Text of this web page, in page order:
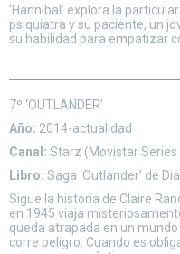
‘Hannibal’ explora la
psiquiatra y su paciente, un
su habilidad para empatizar
7º ‘OUTLANDER’
Año: 2014-actualidad
Canal: Starz (Movistar Series
Libro: Saga ‘Outlander’ de
Sigue la historia de Claire
en 1945 viaja
queda atrapada en un
corre peligro. Cuando es